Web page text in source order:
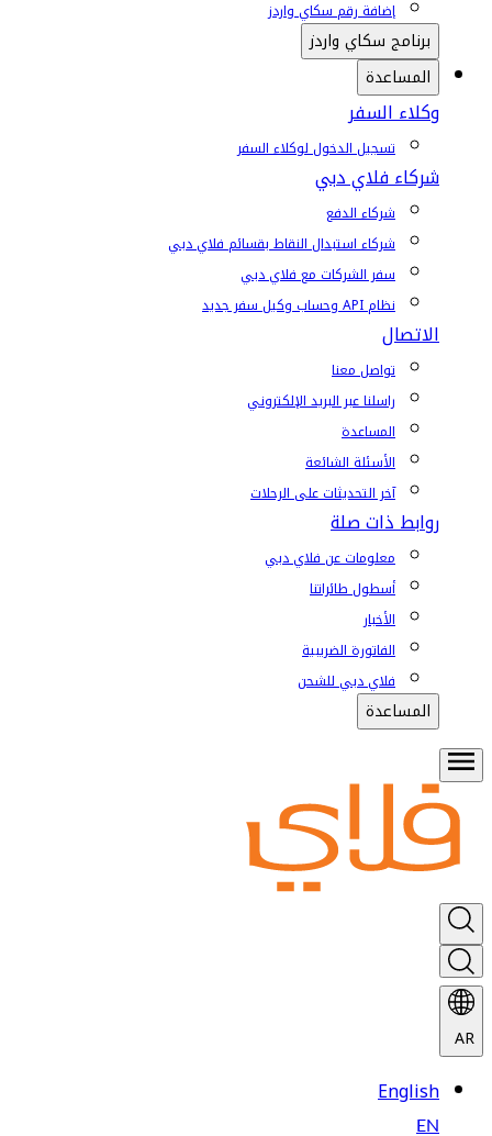
إضافة رقم سكاي واردز
برنامج سكاي واردز
المساعدة
وكلاء السفر
تسجيل الدخول لوكلاء السفر
شركاء فلاي دبي
شركاء الدفع
شركاء استبدال النقاط بقسائم فلاي دبي
سفر الشركات مع فلاي دبي
نظام API وحساب وكيل سفر جديد
الاتصال
تواصل معنا
راسلنا عبر البريد الإلكتروني
المساعدة
الأسئلة الشائعة
آخر التحديثات على الرحلات
روابط ذات صلة
معلومات عن فلاي دبي
أسطول طائراتنا
الأخبار
الفاتورة الضريبية
فلاي دبي للشحن
المساعدة
AR
English
EN